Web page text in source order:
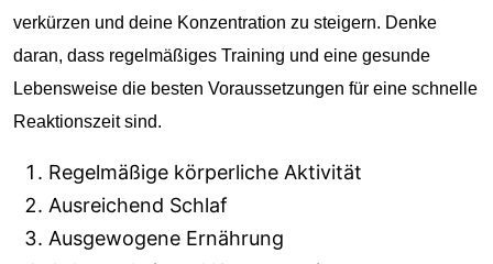
verkürzen und deine Konzentration zu steigern. Denke
daran, dass regelmäßiges Training und eine gesunde
Lebensweise die besten Voraussetzungen für eine schnelle
Reaktionszeit sind.
Regelmäßige körperliche Aktivität
Ausreichend Schlaf
Ausgewogene Ernährung